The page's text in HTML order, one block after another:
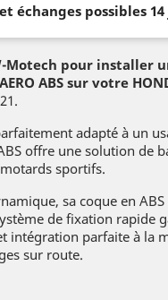
échanges possibles
Motech pour installer
ABS sur votre
adapté à un
offre une solution de
sportifs.
sa coque en
de fixation rapide
intégration parfaite à la
sur route.